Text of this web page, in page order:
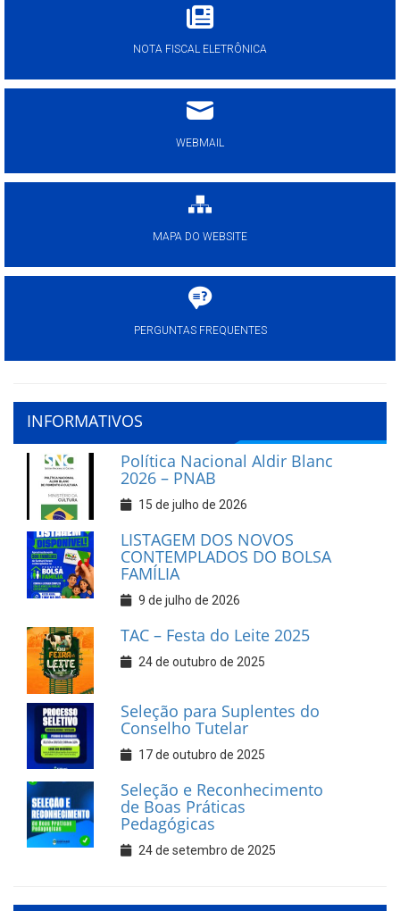
NOTA FISCAL ELETRÔNICA
WEBMAIL
MAPA DO WEBSITE
PERGUNTAS FREQUENTES
INFORMATIVOS
Política Nacional Aldir Blanc
2026 – PNAB
15 de julho de 2026
LISTAGEM DOS NOVOS
CONTEMPLADOS DO BOLSA
FAMÍLIA
9 de julho de 2026
TAC – Festa do Leite 2025
24 de outubro de 2025
Seleção para Suplentes do
Conselho Tutelar
17 de outubro de 2025
Seleção e Reconhecimento
de Boas Práticas
Pedagógicas
24 de setembro de 2025